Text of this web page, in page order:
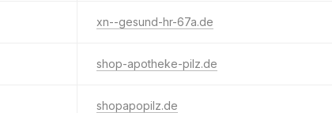
xn--gesund-hr-67a.de
shop-apotheke-pilz.de
shopapopilz.de